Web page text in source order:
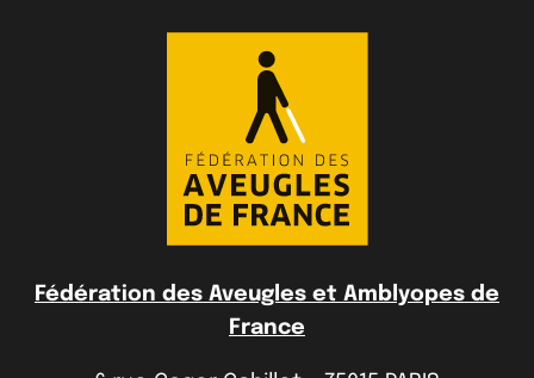
Fédération des Aveugles et Amblyopes de
France